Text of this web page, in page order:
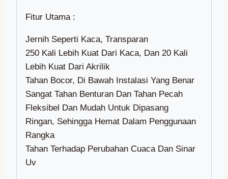
Fitur Utama :
Jernih Seperti Kaca, Transparan
250 Kali Lebih Kuat Dari Kaca, Dan 20 Kali
Lebih Kuat Dari Akrilik
Tahan Bocor, Di Bawah Instalasi Yang Benar
Sangat Tahan Benturan Dan Tahan Pecah
Fleksibel Dan Mudah Untuk Dipasang
Ringan, Sehingga Hemat Dalam Penggunaan
Rangka
Tahan Terhadap Perubahan Cuaca Dan Sinar
Uv